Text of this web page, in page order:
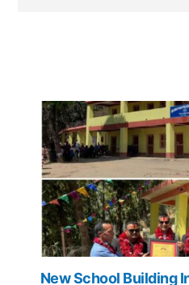
New School Building